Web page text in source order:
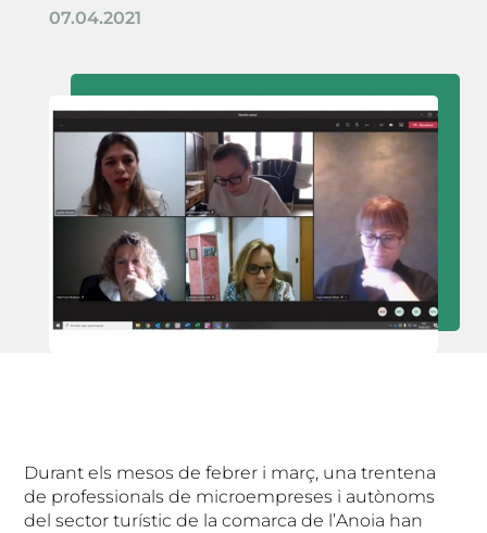
07.04.2021
Durant els mesos de febrer i març, una trentena
de professionals de microempreses i autònoms
del sector turístic de la comarca de l’Anoia han